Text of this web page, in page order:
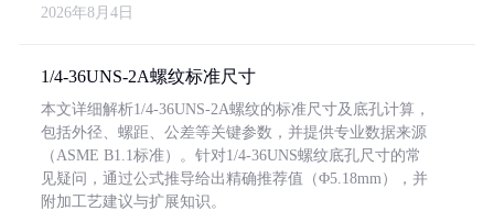
2026年8月4日
1/4-36UNS-2A螺纹标准尺寸
本文详细解析1/4-36UNS-2A螺纹的标准尺寸及底孔计算，
包括外径、螺距、公差等关键参数，并提供专业数据来源
（ASME B1.1标准）。针对1/4-36UNS螺纹底孔尺寸的常
见疑问，通过公式推导给出精确推荐值（Φ5.18mm），并
附加工艺建议与扩展知识。